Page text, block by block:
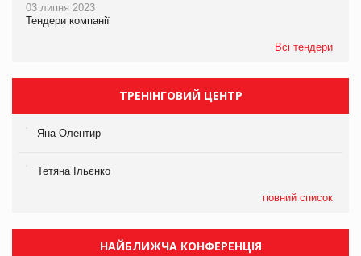
03 липня 2023
Тендери компанії
Всі тендери
ТРЕНІНГОВИЙ ЦЕНТР
Яна Олентир
Тетяна Ільєнко
повний список
НАЙБЛИЖЧА КОНФЕРЕНЦІЯ